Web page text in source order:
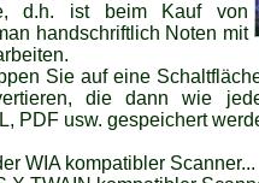
d.h. ist beim Kauf von
handschriftlich Noten mit
Sie auf eine
die dann wie
PDF usw. gespeichert
WIA kompatibler Scanner...